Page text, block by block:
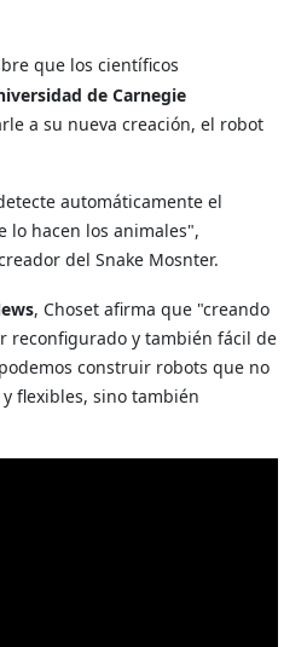
que los científicos
de Carnegie
a su nueva creación, el robot
automáticamente el
lo hacen los animales",
del Snake Mosnter.
, Choset afirma que "creando
reconfigurado y también fácil de
construir robots que no
flexibles, sino también